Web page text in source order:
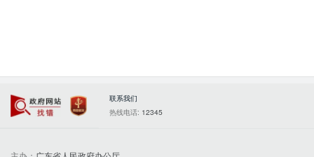
政府网站找错
党政机关
联系我们
热线电话: 12345